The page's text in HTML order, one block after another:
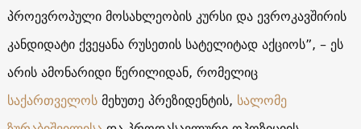
პროევროპული მოსახლეობის კურსი და ევროკავშირის
კანდიდატი ქვეყანა რუსეთის სატელიტად აქციოს”, – ეს
არის ამონარიდი წერილიდან, რომელიც
საქართველოსმეხუთე პრეზიდენტის, სალომე